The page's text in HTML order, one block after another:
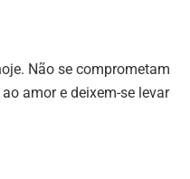
Não se comprometam
amor e deixem-se levar